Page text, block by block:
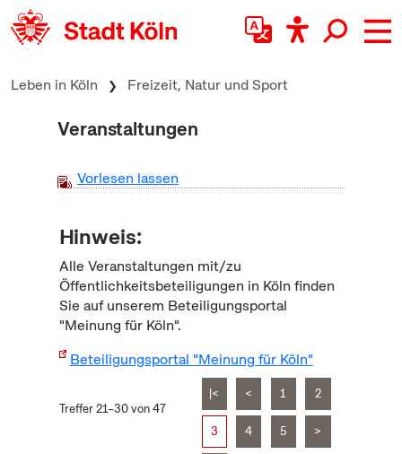
zum Inhalt springen
Leben in Köln Freizeit, Natur und Sport
Veranstaltungen
Vorlesen lassen
Hinweis:
Alle Veranstaltungen mit/zu
Öffentlichkeitsbeteiligungen in Köln finden
Sie auf unserem Beteiligungsportal
"Meinung für Köln".
Beteiligungsportal "Meinung für Köln"
Treffer 21–30 von 47
|< < 1 2
3 4 5 >